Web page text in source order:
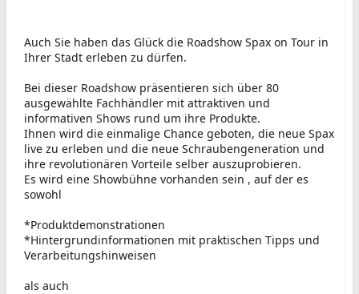
Auch Sie haben das Glück die Roadshow Spax on Tour in
Ihrer Stadt erleben zu dürfen.
Bei dieser Roadshow präsentieren sich über 80
ausgewählte Fachhändler mit attraktiven und
informativen Shows rund um ihre Produkte.
Ihnen wird die einmalige Chance geboten, die neue Spax
live zu erleben und die neue Schraubengeneration und
ihre revolutionären Vorteile selber auszuprobieren.
Es wird eine Showbühne vorhanden sein , auf der es
sowohl
*Produktdemonstrationen
*Hintergrundinformationen mit praktischen Tipps und
Verarbeitungshinweisen
als auch